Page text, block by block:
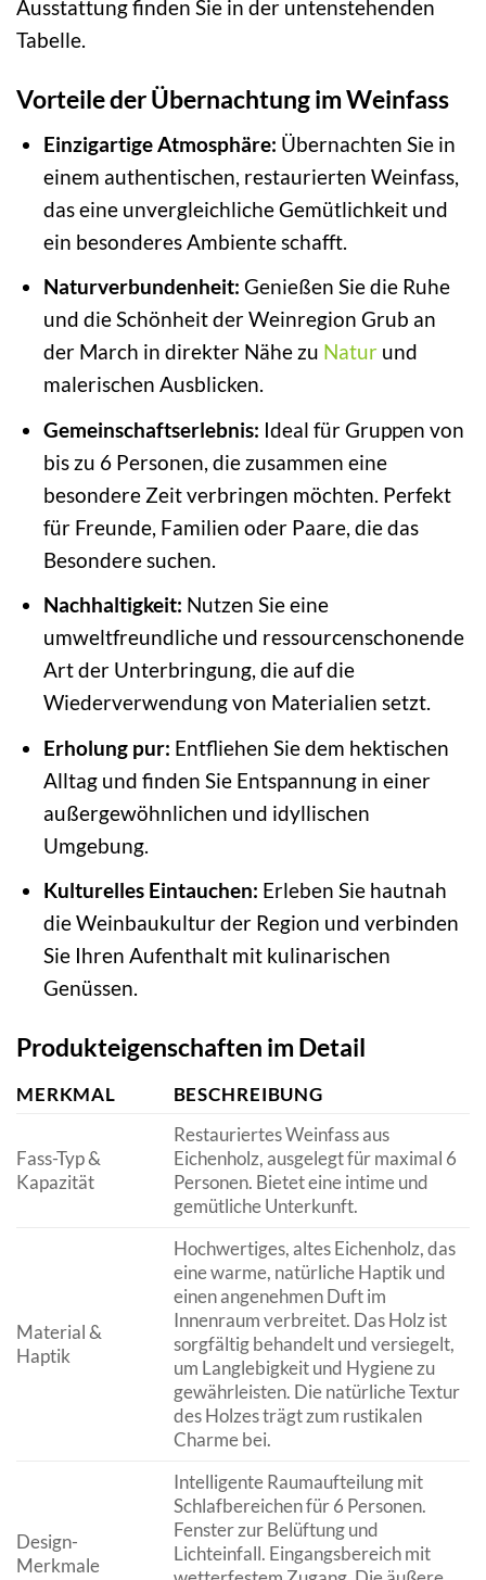
Ausstattung finden Sie in der untenstehenden
Tabelle.
Vorteile der Übernachtung im Weinfass
Einzigartige Atmosphäre: Übernachten Sie in
einem authentischen, restaurierten Weinfass,
das eine unvergleichliche Gemütlichkeit und
ein besonderes Ambiente schafft.
Naturverbundenheit: Genießen Sie die Ruhe
und die Schönheit der Weinregion Grub an
der March in direkter Nähe zu Naturund
malerischen Ausblicken.
Gemeinschaftserlebnis: Ideal für Gruppen von
bis zu 6 Personen, die zusammen eine
besondere Zeit verbringen möchten. Perfekt
für Freunde, Familien oder Paare, die das
Besondere suchen.
Nachhaltigkeit: Nutzen Sie eine
umweltfreundliche und ressourcenschonende
Art der Unterbringung, die auf die
Wiederverwendung von Materialien setzt.
Erholung pur: Entfliehen Sie dem hektischen
Alltag und finden Sie Entspannung in einer
außergewöhnlichen und idyllischen
Umgebung.
Kulturelles Eintauchen: Erleben Sie hautnah
die Weinbaukultur der Region und verbinden
Sie Ihren Aufenthalt mit kulinarischen
Genüssen.
Produkteigenschaften im Detail
MERKMAL BESCHREIBUNG
Fass-Typ &
Kapazität
Restauriertes Weinfass aus
Eichenholz, ausgelegt für maximal 6
Personen. Bietet eine intime und
gemütliche Unterkunft.
Material &
Haptik
Hochwertiges, altes Eichenholz, das
eine warme, natürliche Haptik und
einen angenehmen Duft im
Innenraum verbreitet. Das Holz ist
sorgfältig behandelt und versiegelt,
um Langlebigkeit und Hygiene zu
gewährleisten. Die natürliche Textur
des Holzes trägt zum rustikalen
Charme bei.
Design-
Merkmale
Intelligente Raumaufteilung mit
Schlafbereichen für 6 Personen.
Fenster zur Belüftung und
Lichteinfall. Eingangsbereich mit